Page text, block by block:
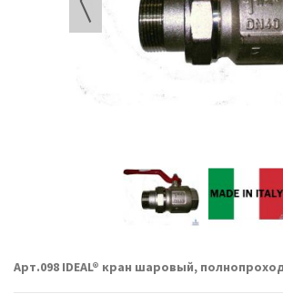
Арт.098 IDEAL® кран шаровый,